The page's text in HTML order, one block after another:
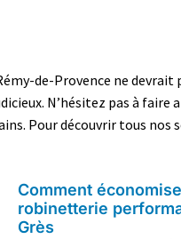
de-Provence ne
N’hésitez pas à faire
Pour découvrir tous nos
Comment
robinetterie
Grès